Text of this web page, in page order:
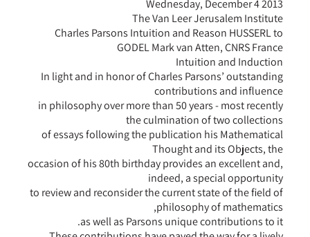
Wednesday, December 4 2013
The Van Leer Jerusalem Institute
Charles Parsons Intuition and Reason HUSSERL to
GODEL Mark van Atten, CNRS France
Intuition and Induction
In light and in honor of Charles Parsons’ outstanding
contributions and influence
in philosophy over more than 50 years - most recently
the culmination of two collections
of essays following the publication his Mathematical
Thought and its Objects, the
occasion of his 80th birthday provides an excellent and,
indeed, a special opportunity
to review and reconsider the current state of the field of
philosophy of mathematics,
as well as Parsons unique contributions to it.